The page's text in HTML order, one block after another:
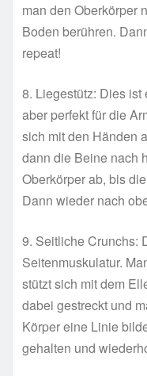
man den Oberkörper
Boden berühren.
repeat!
8. Liegestütz: Dies
aber perfekt für die
sich mit den Händen
dann die Beine nach
Oberkörper ab, bis
Dann wieder nach
9. Seitliche Crunchs:
Seitenmuskulatur.
stützt sich mit dem
dabei gestreckt und
Körper eine Linie
gehalten und